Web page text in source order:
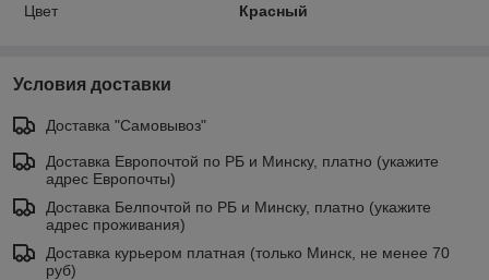
Цвет Красный
Условия доставки
Доставка "Самовывоз"
Доставка Европочтой по РБ и Минску, платно (укажите
адрес Европочты)
Доставка Белпочтой по РБ и Минску, платно (укажите
адрес проживания)
Доставка курьером платная (только Минск, не менее 70
руб)